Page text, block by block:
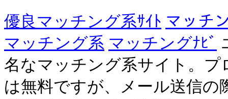
優良マッチング系ｻｲﾄ マッチ
マッチング系 マッチングﾅﾋﾞ
名なマッチング系サイト。
は無料ですが、メール送信の